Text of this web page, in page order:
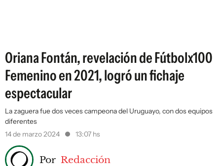
Oriana Fontán, revelación de Fútbolx100
Femenino en 2021, logró un fichaje
espectacular
La zaguera fue dos veces campeona del Uruguayo, con dos equipos
diferentes
14 de marzo 2024
13:07 hs
Por Redacción